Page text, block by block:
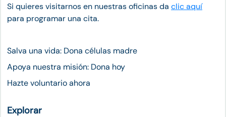
Si quieres visitarnos en nuestras oficinas da clic aquí
para programar una cita.
Salva una vida: Dona células madre
Apoya nuestra misión: Dona hoy
Hazte voluntario ahora
Explorar